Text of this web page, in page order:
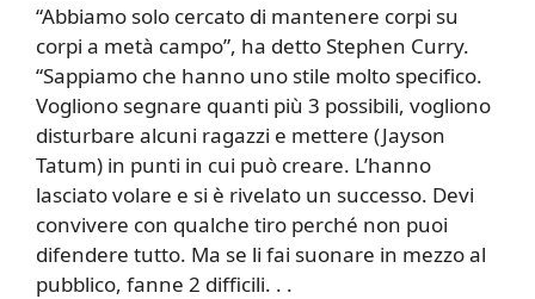
“Abbiamo solo cercato di mantenere corpi su
corpi a metà campo”, ha detto Stephen Curry.
“Sappiamo che hanno uno stile molto specifico.
Vogliono segnare quanti più 3 possibili, vogliono
disturbare alcuni ragazzi e mettere (Jayson
Tatum) in punti in cui può creare. L’hanno
lasciato volare e si è rivelato un successo. Devi
convivere con qualche tiro perché non puoi
difendere tutto. Ma se li fai suonare in mezzo al
pubblico, fanne 2 difficili. . .